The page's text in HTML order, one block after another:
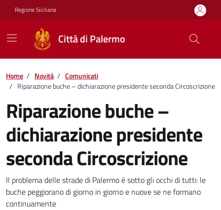
Vai ai contenuti
Vai al footer
Regione Siciliana
Città di Palermo
Home / Novità / Comunicati
/ Riparazione buche – dichiarazione presidente seconda Circoscrizione
Riparazione buche –
dichiarazione presidente
seconda Circoscrizione
Dettagli della notizia
Il problema delle strade di Palermo è sotto gli occhi di tutti: le
buche peggiorano di giorno in giorno e nuove se ne formano
continuamente